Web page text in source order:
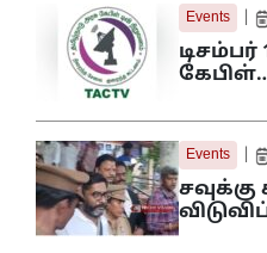
Events
Events